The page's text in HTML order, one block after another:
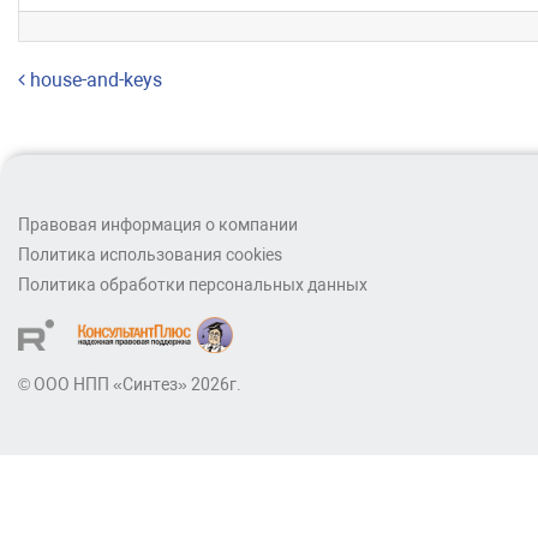
Навигация по записям
house-and-keys
Правовая информация о компании
Политика использования cookies
Политика обработки персональных данных
© ООО НПП «Синтез» 2026г.